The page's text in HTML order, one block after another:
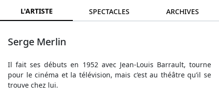
L'ARTISTE SPECTACLES ARCHIVES
Serge Merlin
Il fait ses débuts en 1952 avec Jean-Louis Barrault, tourne
pour le cinéma et la télévision, mais c’est au théâtre qu’il se
trouve chez lui.